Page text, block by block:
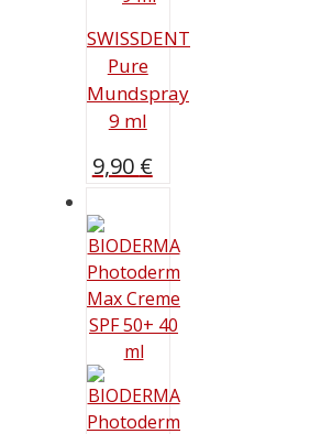
SWISSDENT
Pure
Mundspray
9 ml
9,90 €